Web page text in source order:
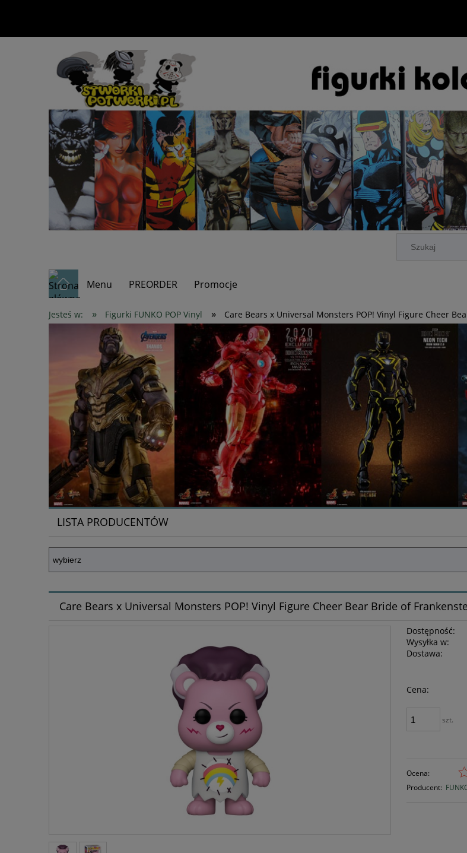
Menu PREORDER Promocje
Jesteś w: » Figurki FUNKO POP Vinyl » Care Bears x Universal Monsters POP! Vinyl Figure Cheer
LISTA PRODUCENTÓW
Care Bears x Universal Monsters POP! Vinyl Figure Cheer Bear Bride of
Dostępność:
Wysyłka w:
Dostawa:
Cena:
szt.
Ocena:
Producent: